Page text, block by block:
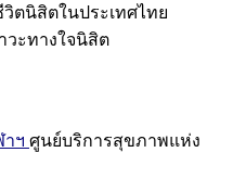
วิตนิสิตในประเทศไทย
วะทางใจนิสิต
ฯ ศูนย์บริการสุขภาพแห่ง